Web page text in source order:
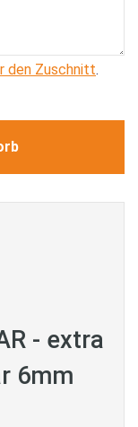
den Zuschnitt.
- extra
6mm